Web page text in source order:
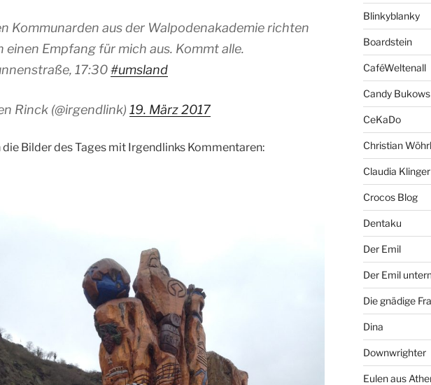
Kommunarden aus der Walpodenakademie richten
einen Empfang für mich aus. Kommt alle.
17:30#umsland
Rinck (@irgendlink) 19. März 2017
die Bilder des Tages mit Irgendlinks Kommentaren:
Blinkyblanky
Boardstein
CaféWeltenall
Candy
CeKaDo
Christian Wöhrl
Claudia Klinger
Crocos Blog
Dentaku
Der Emil
Der Emil
Die gnädige
Dina
Downwrighter
Eulen aus